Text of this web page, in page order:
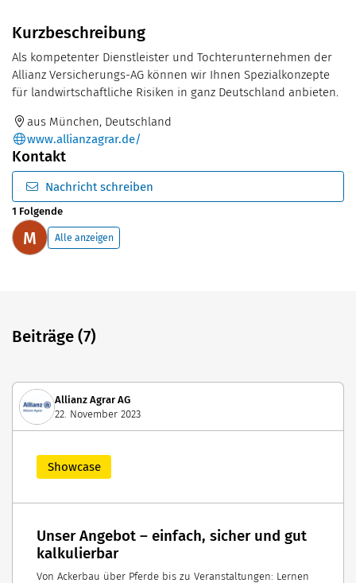
Kurzbeschreibung
Als kompetenter Dienstleister und Tochterunternehmen der
Allianz Versicherungs-AG können wir Ihnen Spezialkonzepte
für landwirtschaftliche Risiken in ganz Deutschland anbieten.
aus München, Deutschland
www.allianzagrar.de/
Kontakt
Nachricht schreiben
1 Folgende
M Alle anzeigen
Beiträge (7)
Allianz Agrar AG
22. November 2023
Showcase
Unser Angebot – einfach, sicher und gut
kalkulierbar
Von Ackerbau über Pferde bis zu Veranstaltungen: Lernen